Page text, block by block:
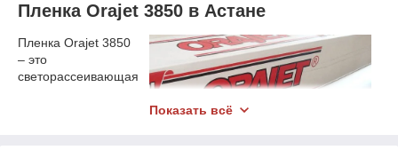
Пленка Orajet 3850 в Астане
Пленка Orajet 3850
– это
светорассеивающая
Показать всё